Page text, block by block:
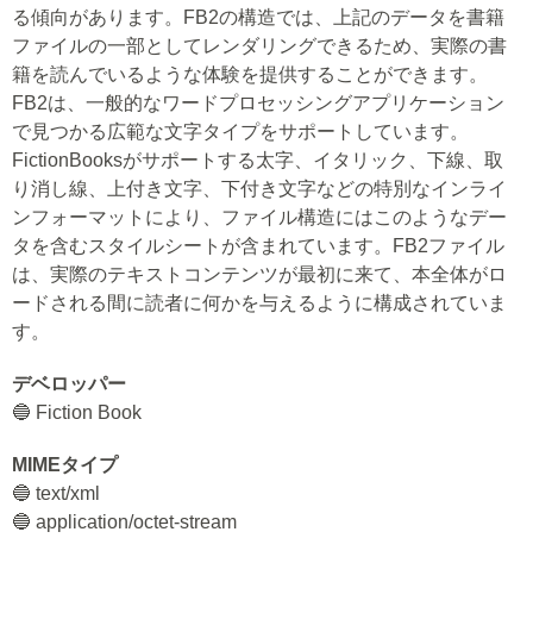
る傾向があります。FB2の構造では、上記のデータを書籍
ファイルの一部としてレンダリングできるため、実際の書
籍を読んでいるような体験を提供することができます。
FB2は、一般的なワードプロセッシングアプリケーション
で見つかる広範な文字タイプをサポートしています。
FictionBooksがサポートする太字、イタリック、下線、取
り消し線、上付き文字、下付き文字などの特別なインライ
ンフォーマットにより、ファイル構造にはこのようなデー
タを含むスタイルシートが含まれています。FB2ファイル
は、実際のテキストコンテンツが最初に来て、本全体がロ
ードされる間に読者に何かを与えるように構成されていま
す。
デベロッパー
🔵 Fiction Book
MIMEタイプ
🔵 text/xml
🔵 application/octet-stream